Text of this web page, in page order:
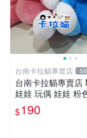
台南卡拉貓專賣店
台南卡拉貓專賣店
娃娃 玩偶 娃娃 粉
分售
$190